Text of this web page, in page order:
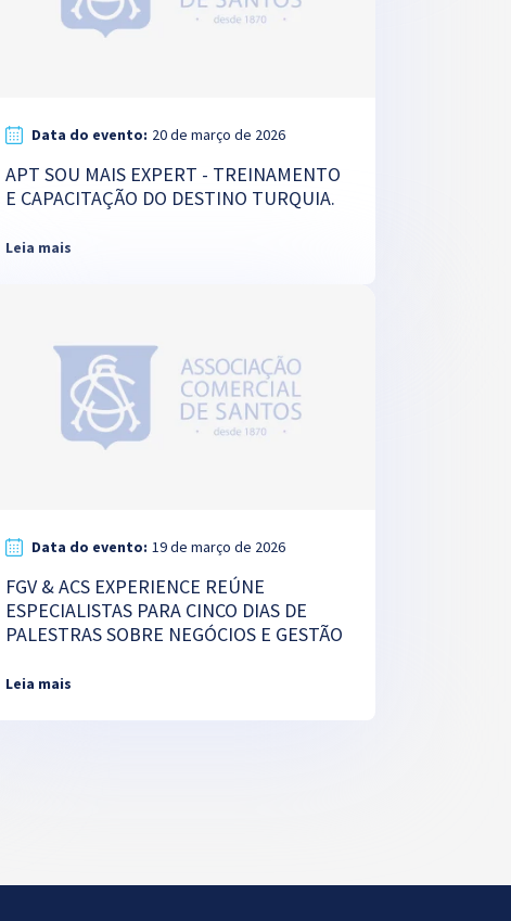
Data do evento: 20 de março de 2026
APT SOU MAIS EXPERT - TREINAMENTO
E CAPACITAÇÃO DO DESTINO TURQUIA.
Leia mais
Data do evento: 19 de março de 2026
FGV & ACS EXPERIENCE REÚNE
ESPECIALISTAS PARA CINCO DIAS DE
PALESTRAS SOBRE NEGÓCIOS E GESTÃO
Leia mais